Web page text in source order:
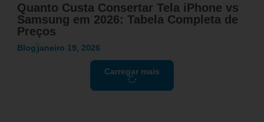
Quanto Custa Consertar Tela iPhone vs
Samsung em 2026: Tabela Completa de
Preços
Blog janeiro 19, 2026
Carregar mais